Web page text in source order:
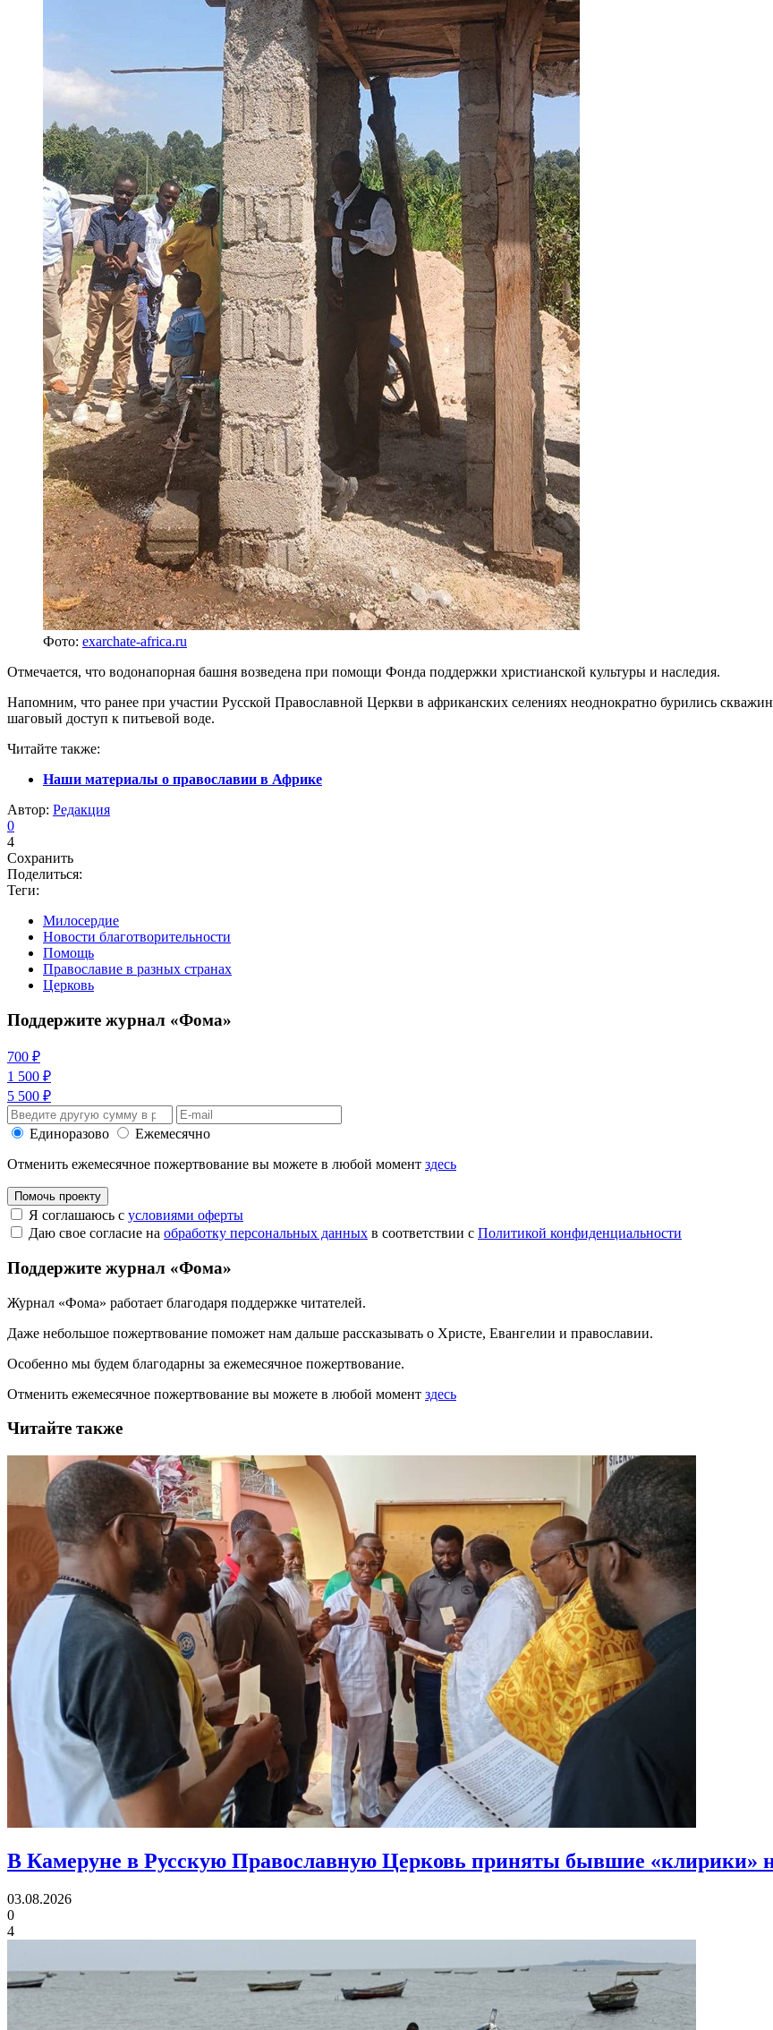
Фото: exarchate-africa.ru
Отмечается, что водонапорная башня возведена при помощи Фонда поддержки христианской культуры и наследия.
Напомним, что ранее при участии Русской Православной Церкви в африканских селениях неоднократно бурились
шаговый доступ к питьевой воде.
Читайте также:
Наши материалы о православии в Африке
Автор: Редакция
0
4
Сохранить
Поделиться:
Теги:
Милосердие
Новости благотворительности
Помощь
Православие в разных странах
Церковь
Поддержите журнал «Фома»
700 ₽
1 500 ₽
5 500 ₽
Единоразово
Ежемесячно
Отменить ежемесячное пожертвование вы можете в любой момент здесь
Помочь проекту
Я соглашаюсь с условиями оферты
Даю свое согласие на обработку персональных данных в соответствии с Политикой конфиденциальности
Поддержите журнал «Фома»
Журнал «Фома» работает благодаря поддержке читателей.
Даже небольшое пожертвование поможет нам дальше рассказывать о Христе, Евангелии и православии.
Особенно мы будем благодарны за ежемесячное пожертвование.
Отменить ежемесячное пожертвование вы можете в любой момент здесь
Читайте также
В Камеруне в Русскую Православную Церковь приняты бывшие «клирики»
03.08.2026
0
4